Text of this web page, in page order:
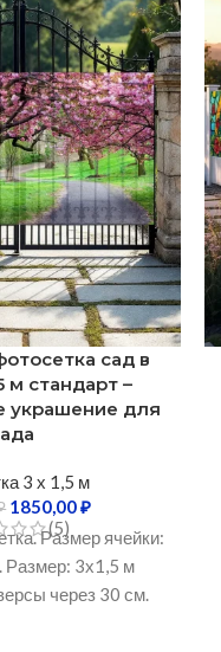
сад в
м стандарт –
украшение для
3 х 1,5 м
1850,00₽
(5)
Размер ячейки:
Размер: 3х1,5 м
через 30 см.